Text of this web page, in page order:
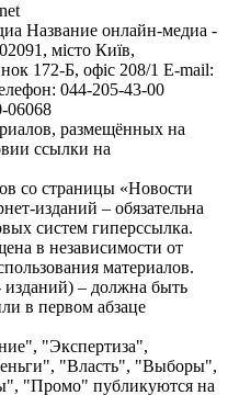
Название онлайн-медиа -
місто Київ,
172-Б, офіс 208/1 E-mail:
044-205-43-00
06068
размещённых на
ссылки на
со страницы «Новости
изданий – обязательна
систем гиперссылка.
в независимости от
материалов.
изданий) – должна быть
в первом абзаце
"Экспертиза",
"Власть", "Выборы",
"Промо" публикуются на